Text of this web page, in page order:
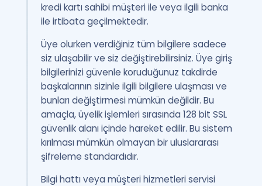
kredi kartı sahibi müşteri ile veya ilgili banka
ile irtibata geçilmektedir.
Üye olurken verdiğiniz tüm bilgilere sadece
siz ulaşabilir ve siz değiştirebilirsiniz. Üye giriş
bilgilerinizi güvenle koruduğunuz takdirde
başkalarının sizinle ilgili bilgilere ulaşması ve
bunları değiştirmesi mümkün değildir. Bu
amaçla, üyelik işlemleri sırasında 128 bit SSL
güvenlik alanı içinde hareket edilir. Bu sistem
kırılması mümkün olmayan bir uluslararası
şifreleme standardıdır.
Bilgi hattı veya müşteri hizmetleri servisi